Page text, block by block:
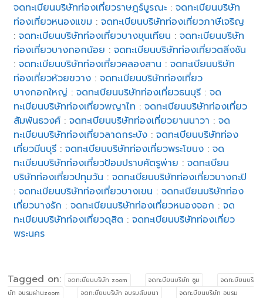
จดทะเบียนบริษัทท่องเที่ยวราษฎร์บูรณะ :จดทะเบียนบริษัท
ท่องเที่ยวหนองแขม :จดทะเบียนบริษัทท่องเที่ยวภาษีเจริญ
:จดทะเบียนบริษัทท่องเที่ยวบางขุนเทียน :จดทะเบียนบริษัท
ท่องเที่ยวบางกอกน้อย :จดทะเบียนบริษัทท่องเที่ยวตลิ่งชัน
:จดทะเบียนบริษัทท่องเที่ยวคลองสาน :จดทะเบียนบริษัท
ท่องเที่ยวห้วยขวาง :จดทะเบียนบริษัทท่องเที่ยว
บางกอกใหญ่ :จดทะเบียนบริษัทท่องเที่ยวธนบุรี :จด
ทะเบียนบริษัทท่องเที่ยวพญาไท :จดทะเบียนบริษัทท่องเที่ยว
สัมพันธวงศ์ :จดทะเบียนบริษัทท่องเที่ยวยานนาวา :จด
ทะเบียนบริษัทท่องเที่ยวลาดกระบัง :จดทะเบียนบริษัทท่อง
เที่ยวมีนบุรี :จดทะเบียนบริษัทท่องเที่ยวพระโขนง :จด
ทะเบียนบริษัทท่องเที่ยวป้อมปราบศัตรูพ่าย :จดทะเบียน
บริษัทท่องเที่ยวปทุมวัน :จดทะเบียนบริษัทท่องเที่ยวบางกะปิ
:จดทะเบียนบริษัทท่องเที่ยวบางเขน :จดทะเบียนบริษัทท่อง
เที่ยวบางรัก :จดทะเบียนบริษัทท่องเที่ยวหนองจอก :จด
ทะเบียนบริษัทท่องเที่ยวดุสิต :จดทะเบียนบริษัทท่องเที่ยว
พระนคร
Tagged on: จดทะบียนบริษัท zoom จดทะบียนบริษัท ซูม
จดทะบียนบริ
ษัท อบรมผ่านzoom
จดทะบียนบริษัท อบรมสัมมนา
จดทะบียนบริษัท อบรม